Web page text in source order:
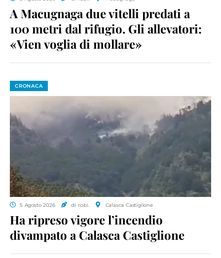
A Macugnaga due vitelli predati a
100 metri dal rifugio. Gli allevatori:
«Vien voglia di mollare»
CRONACA
5 Agosto 2026 di ro.bi. Calasca Castiglione
Ha ripreso vigore l’incendio
divampato a Calasca Castiglione